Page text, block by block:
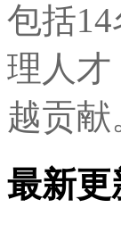
包括
理人才
越贡献
最新更